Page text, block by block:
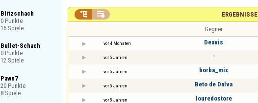
Blitzschach
0 Punkte
16 Spiele
Bullet-Schach
0 Punkte
12 Spiele
Pawn7
20 Punkte
8 Spiele
ERGEBNISSE
 
Gegner
vor 4 Monaten Deavis
vor 5 Jahren -
vor 5 Jahren borba_mix
vor 5 Jahren Beto de Dalva
vor 5 Jahren louredostore